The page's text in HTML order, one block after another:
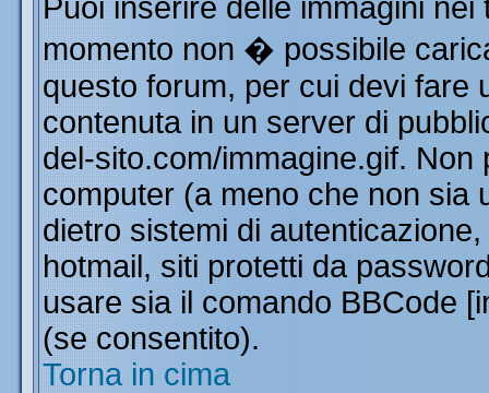
Puoi inserire delle immagini
momento non � possibile
questo forum, per cui devi fare
contenuta in un server di
del-sito.com/immagine.gif.
computer (a meno che non sia
dietro sistemi di
hotmail, siti protetti da
usare sia il comando BBCode
(se consentito).
Torna in cima